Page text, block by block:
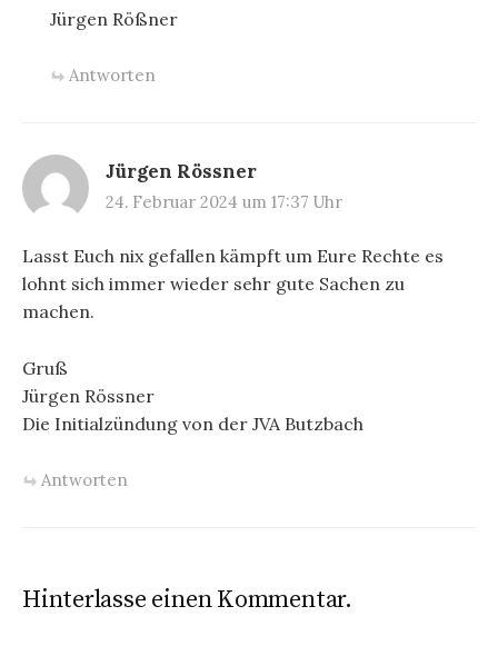
Jürgen Rößner
Antworten
Jürgen Rössner
24. Februar 2024 um 17:37 Uhr
Lasst Euch nix gefallen kämpft um Eure Rechte es
lohnt sich immer wieder sehr gute Sachen zu
machen.
Gruß
Jürgen Rössner
Die Initialzündung von der JVA Butzbach
Antworten
Hinterlasse einen Kommentar.